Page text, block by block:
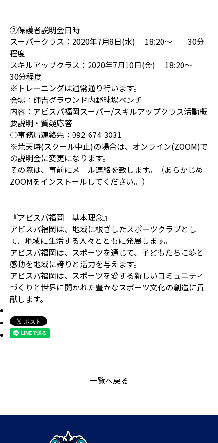
②保護者説明会日時
スーパークラス：2020年7月8日(水) 18:20～ 30分
程度
スキルアップクラス：2020年7月10日(金) 18:20～
30分程度
※トレーニングは通常通り行います。
会場：師吉グラウンド内野球場ベンチ
内容：アビスパ福岡スーパー/スキルアップクラス活動概
要説明・質疑応答
○事務局連絡先：092-674-3031
※荒天時(スクール中止)の場合は、オンライン(ZOOM)で
の説明会に変更になります。
その際は、事前にメール連絡を致します。（あらかじめ
ZOOMをインストールしてください。）
『アビスパ福岡 基本理念』
アビスパ福岡は、地域に根ざしたスポーツクラブとし
て、地域に生活する人々とともに発展します。
アビスパ福岡は、スポーツを通じて、子どもたちに夢と
感動を地域に誇りと活力を与えます。
アビスパ福岡は、スポーツを愛する新しいコミュニティ
づくりと世界に開かれた豊かなスポーツ文化の創造に貢
献します。
一覧へ戻る